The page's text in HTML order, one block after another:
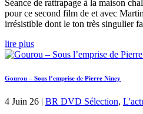
Séance de rattrapage à la maison
pour ce second film de et avec
irrésistible dont le ton très singulier
lire plus
Gourou – Sous l’emprise de Pierre Niney
4 Juin 26 | BR DVD Sélection,